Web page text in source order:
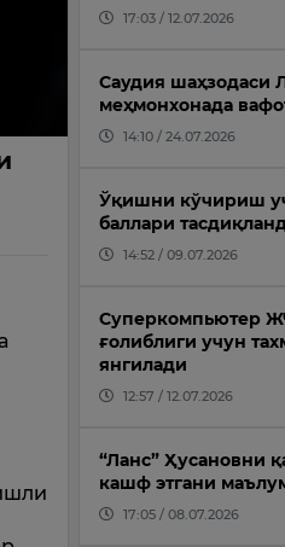
17:03 / 12.07.2026
Саудия шаҳзодаси
меҳмонхонада
14:10 / 24.07.2026
Ўқишни кўчириш
баллари
14:52 / 09.07.2026
Суперкомпьютер
ғолиблиги учун
янгилади
12:57 / 12.07.2026
“Ланс” Ҳусановни
кашф этгани
17:05 / 08.07.2026